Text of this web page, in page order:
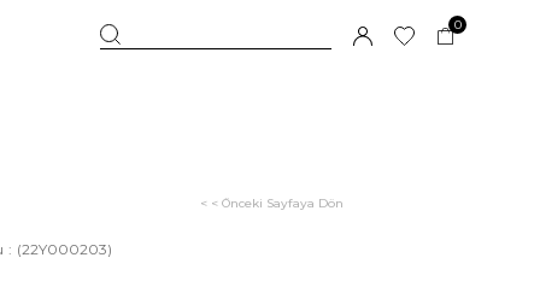
0
< < Önceki Sayfaya Dön
(22Y000203)